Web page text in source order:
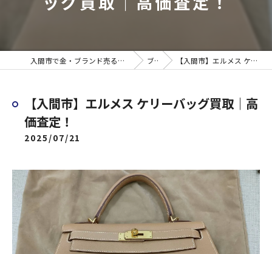
入間市で金・ブランド売るなら買取大吉 ウエスタ武蔵藤沢店 ブログ 【入間市】エルメス ケリーバッグ買取｜高価査定！
【入間市】エルメス ケリーバッグ買取｜高
価査定！
2025/07/21